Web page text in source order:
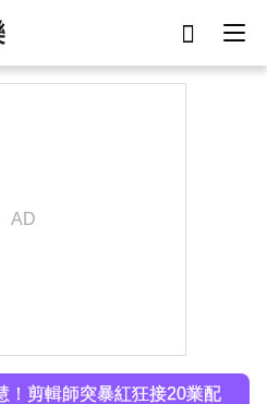
！剪輯師突暴紅狂接20業配